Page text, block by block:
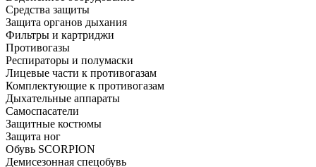
Средства защиты
Защита органов дыхания
Фильтры и картриджи
Противогазы
Респираторы и полумаски
Лицевые части к противогазам
Комплектующие к противогазам
Дыхательные аппараты
Самоспасатели
Защитные костюмы
Защита ног
Обувь SCORPION
Демисезонная спецобувь